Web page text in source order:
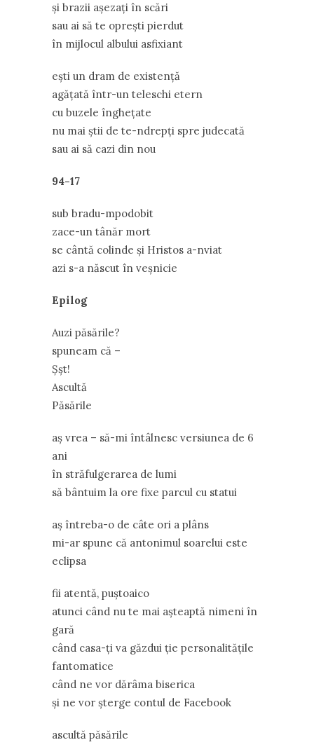
și brazii așezați în scări
sau ai să te oprești pierdut
în mijlocul albului asfixiant
ești un dram de existență
agățată într-un teleschi etern
cu buzele înghețate
nu mai știi de te-ndrepți spre judecată
sau ai să cazi din nou
94-17
sub bradu-mpodobit
zace-un tânăr mort
se cântă colinde și Hristos a-nviat
azi s-a născut în veșnicie
Epilog
Auzi păsările?
spuneam că –
Șșt!
Ascultă
Păsările
aș vrea – să-mi întâlnesc versiunea de 6
ani
în străfulgerarea de lumi
să bântuim la ore fixe parcul cu statui
aș întreba-o de câte ori a plâns
mi-ar spune că antonimul soarelui este
eclipsa
fii atentă, puștoaico
atunci când nu te mai așteaptă nimeni în
gară
când casa-ți va găzdui ție personalitățile
fantomatice
când ne vor dărâma biserica
și ne vor șterge contul de Facebook
ascultă păsările